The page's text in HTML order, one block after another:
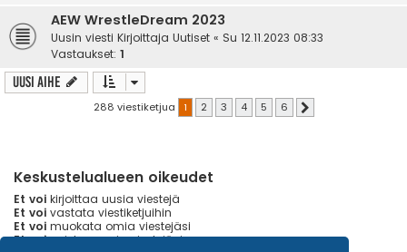
AEW WrestleDream 2023
Uusin viesti Kirjoittaja Uutiset « Su 12.11.2023 08:33
Vastaukset: 1
Uusi Aihe
288 viestiketjua 1 2 3 4 5 6
Keskustelualueen oikeudet
Et voi kirjoittaa uusia viestejä
Et voi vastata viestiketjuihin
Et voi muokata omia viestejäsi
Et voipoistaa omia viestejäsi